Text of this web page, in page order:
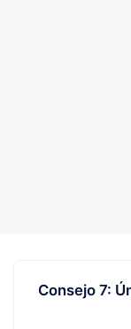
Consejo 7: